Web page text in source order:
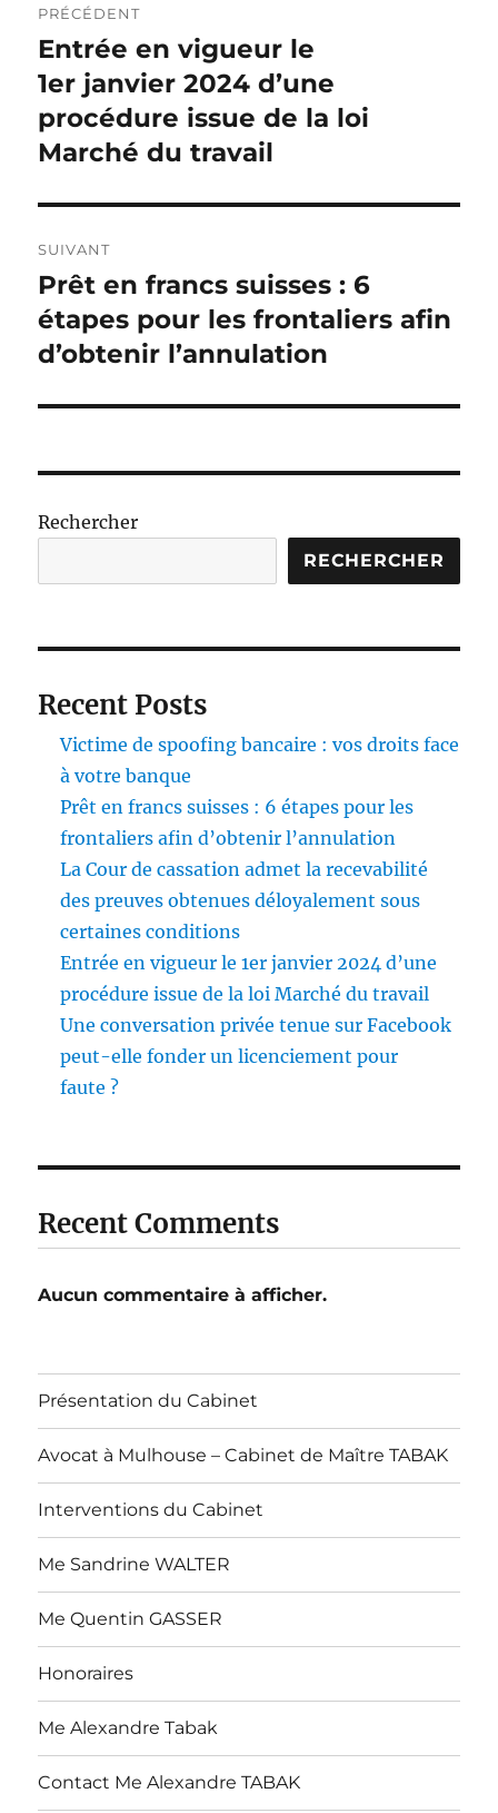
de
l’article
PRÉCÉDENT
Publication
précédente :
Entrée en vigueur le
1er janvier 2024 d’une
procédure issue de la loi
Marché du travail
SUIVANT
Publication
suivante :
Prêt en francs suisses : 6
étapes pour les frontaliers afin
d’obtenir l’annulation
Rechercher
RECHERCHER
Recent Posts
Victime de spoofing bancaire : vos droits face
à votre banque
Prêt en francs suisses : 6 étapes pour les
frontaliers afin d’obtenir l’annulation
La Cour de cassation admet la recevabilité
des preuves obtenues déloyalement sous
certaines conditions
Entrée en vigueur le 1er janvier 2024 d’une
procédure issue de la loi Marché du travail
Une conversation privée tenue sur Facebook
peut-elle fonder un licenciement pour
faute ?
Recent Comments
Aucun commentaire à afficher.
Présentation du Cabinet
Avocat à Mulhouse – Cabinet de Maître TABAK
Interventions du Cabinet
Me Sandrine WALTER
Me Quentin GASSER
Honoraires
Me Alexandre Tabak
Contact Me Alexandre TABAK